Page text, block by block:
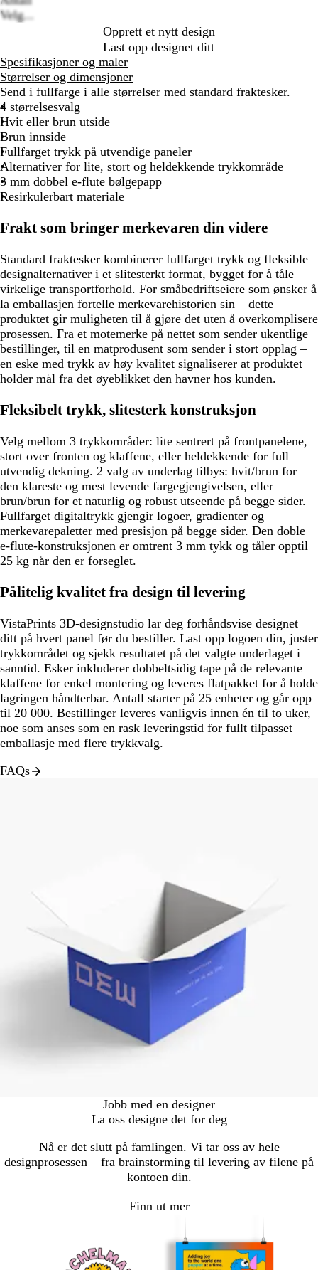
Velg...
Opprett et nytt design
Last opp designet ditt
Spesifikasjoner og maler
Størrelser og dimensjoner
Send i fullfarge i alle størrelser med standard fraktesker.
4 størrelsesvalg
Hvit eller brun utside
Brun innside
Fullfarget trykk på utvendige paneler
Alternativer for lite, stort og heldekkende trykkområde
3 mm dobbel e-flute bølgepapp
Resirkulerbart materiale
Frakt som bringer merkevaren din videre
Standard fraktesker kombinerer fullfarget trykk og fleksible
designalternativer i et slitesterkt format, bygget for å tåle
virkelige transportforhold. For småbedriftseiere som ønsker å
la emballasjen fortelle merkevarehistorien sin – dette
produktet gir muligheten til å gjøre det uten å overkomplisere
prosessen. Fra et motemerke på nettet som sender ukentlige
bestillinger, til en matprodusent som sender i stort opplag –
en eske med trykk av høy kvalitet signaliserer at produktet
holder mål fra det øyeblikket den havner hos kunden.
Fleksibelt trykk, slitesterk konstruksjon
Velg mellom 3 trykkområder: lite sentrert på frontpanelene,
stort over fronten og klaffene, eller heldekkende for full
utvendig dekning. 2 valg av underlag tilbys: hvit/brun for
den klareste og mest levende fargegjengivelsen, eller
brun/brun for et naturlig og robust utseende på begge sider.
Fullfarget digitaltrykk gjengir logoer, gradienter og
merkevarepaletter med presisjon på begge sider. Den doble
e-flute-konstruksjonen er omtrent 3 mm tykk og tåler opptil
25 kg når den er forseglet.
Pålitelig kvalitet fra design til levering
VistaPrints 3D-designstudio lar deg forhåndsvise designet
ditt på hvert panel før du bestiller. Last opp logoen din, juster
trykkområdet og sjekk resultatet på det valgte underlaget i
sanntid. Esker inkluderer dobbeltsidig tape på de relevante
klaffene for enkel montering og leveres flatpakket for å holde
lagringen håndterbar. Antall starter på 25 enheter og går opp
til 20 000. Bestillinger leveres vanligvis innen én til to uker,
noe som anses som en rask leveringstid for fullt tilpasset
emballasje med flere trykkvalg.
FAQs
Jobb med en designer
La oss designe det for deg
Nå er det slutt på famlingen. Vi tar oss av hele
designprosessen – fra brainstorming til levering av filene på
kontoen din.
Finn ut mer